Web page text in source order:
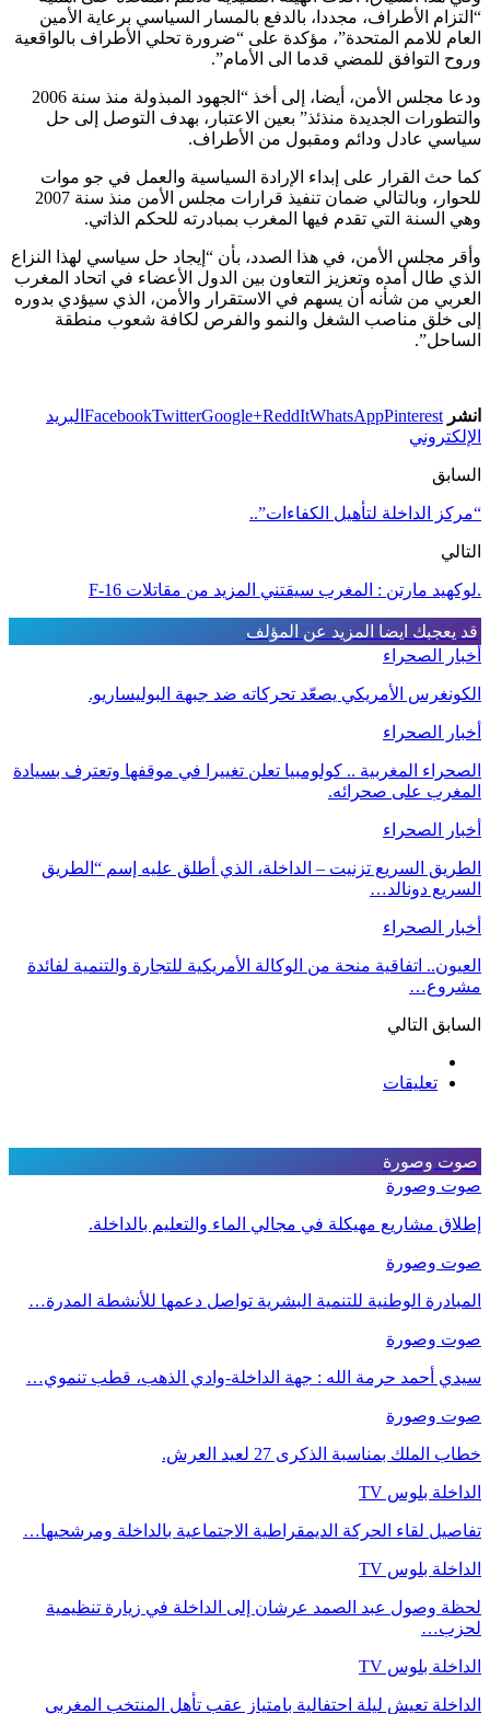
“التزام الأطراف، مجددا، بالدفع بالمسار السياسي برعاية الأمين
العام للامم المتحدة”، مؤكدة على “ضرورة تحلي الأطراف بالواقعية
وروح التوافق للمضي قدما الى الأمام”.
ودعا مجلس الأمن، أيضا، إلى أخذ “الجهود المبذولة منذ سنة 2006
والتطورات الجديدة منذئذ” بعين الاعتبار، بهدف التوصل إلى حل
سياسي عادل ودائم ومقبول من الأطراف.
كما حث القرار على إبداء الإرادة السياسية والعمل في جو موات
للحوار، وبالتالي ضمان تنفيذ قرارات مجلس الأمن منذ سنة 2007
وهي السنة التي تقدم فيها المغرب بمبادرته للحكم الذاتي.
وأقر مجلس الأمن، في هذا الصدد، بأن “إيجاد حل سياسي لهذا النزاع
الذي طال أمده وتعزيز التعاون بين الدول الأعضاء في اتحاد المغرب
العربي من شأنه أن يسهم في الاستقرار والأمن، الذي سيؤدي بدوره
إلى خلق مناصب الشغل والنمو والفرص لكافة شعوب منطقة
الساحل”.
انشر FacebookTwitterGoogle+ReddItWhatsAppPinterest
البريد
الإلكتروني
السابق
“مركز الداخلة لتأهيل الكفاءات”..
التالي
.لوكهيد مارتن : المغرب سيقتني المزيد من مقاتلات F-16
قد يعجبك ايضا المزيد عن المؤلف
أخبار الصحراء
الكونغرس الأمريكي يصعّد تحركاته ضد جبهة البوليساريو.
أخبار الصحراء
الصحراء المغربية .. كولومبيا تعلن تغييرا في موقفها وتعترف بسيادة
المغرب على صحرائه.
أخبار الصحراء
الطريق السريع تزنيت – الداخلة، الذي أطلق عليه إسم “الطريق
السريع دونالد…
أخبار الصحراء
العيون.. اتفاقية منحة من الوكالة الأمريكية للتجارة والتنمية لفائدة
مشروع…
السابق التالي
تعليقات
صوت وصورة
صوت وصورة
إطلاق مشاريع مهيكلة في مجالي الماء والتعليم بالداخلة.
صوت وصورة
المبادرة الوطنية للتنمية البشرية تواصل دعمها للأنشطة المدرة…
صوت وصورة
سيدي أحمد حرمة الله : جهة الداخلة-وادي الذهب، قطب تنموي…
صوت وصورة
خطاب الملك بمناسبة الذكرى 27 لعيد العرش.
الداخلة بلوس TV
تفاصيل لقاء الحركة الديمقراطية الاجتماعية بالداخلة ومرشحيها…
الداخلة بلوس TV
لحظة وصول عبد الصمد عرشان إلى الداخلة في زيارة تنظيمية
لحزب…
الداخلة بلوس TV
الداخلة تعيش ليلة احتفالية بامتياز عقب تأهل المنتخب المغربي